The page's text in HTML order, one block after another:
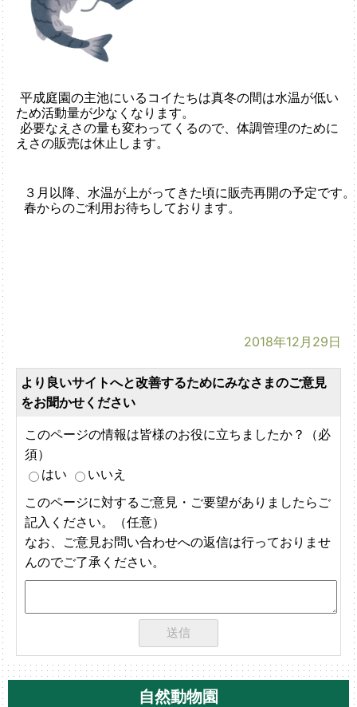
平成庭園の主池にいるコイたちは真冬の間は水温が低い
ため活動量が少なくなります。
必要なえさの量も変わってくるので、体調管理のために
えさの販売は休止します。
３月以降、水温が上がってきた頃に販売再開の予定です。
春からのご利用お待ちしております。
2018年12月29日
より良いサイトへと改善するためにみなさまのご意見
をお聞かせください
このページの情報は皆様のお役に立ちましたか？（必
須）
はい
いいえ
このページに対するご意見・ご要望がありましたらご
記入ください。（任意）
なお、ご意見お問い合わせへの返信は行っておりませ
んのでご了承ください。
自然動物園